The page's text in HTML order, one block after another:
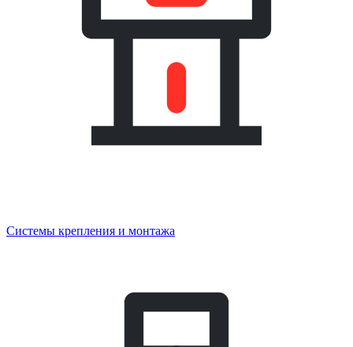
Системы крепления и монтажа